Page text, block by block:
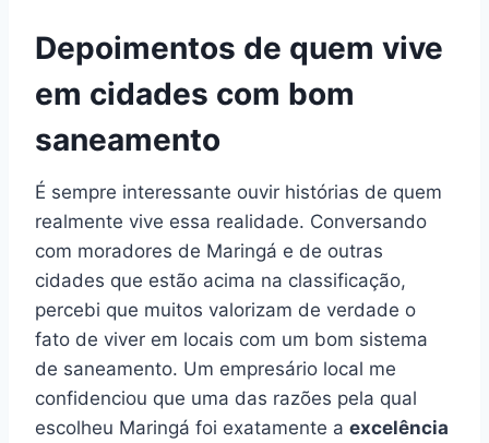
Depoimentos de quem vive
em cidades com bom
saneamento
É sempre interessante ouvir histórias de quem
realmente vive essa realidade. Conversando
com moradores de Maringá e de outras
cidades que estão acima na classificação,
percebi que muitos valorizam de verdade o
fato de viver em locais com um bom sistema
de saneamento. Um empresário local me
confidenciou que uma das razões pela qual
escolheu Maringá foi exatamente a excelência